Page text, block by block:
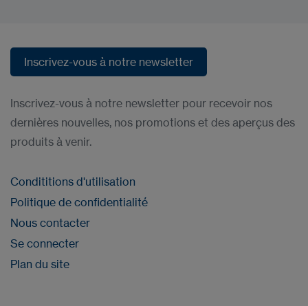
Inscrivez-vous à notre newsletter
Inscrivez-vous à notre newsletter pour recevoir nos
dernières nouvelles, nos promotions et des aperçus des
produits à venir.
Condititions d'utilisation
Politique de confidentialité
Nous contacter
Se connecter
Plan du site